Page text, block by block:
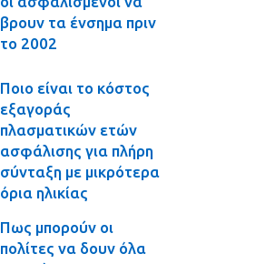
βρουν τα ένσημα πριν
το 2002
Ποιο είναι το κόστος
εξαγοράς
πλασματικών ετών
ασφάλισης για πλήρη
σύνταξη με μικρότερα
όρια ηλικίας
Πως μπορούν οι
πολίτες να δουν όλα